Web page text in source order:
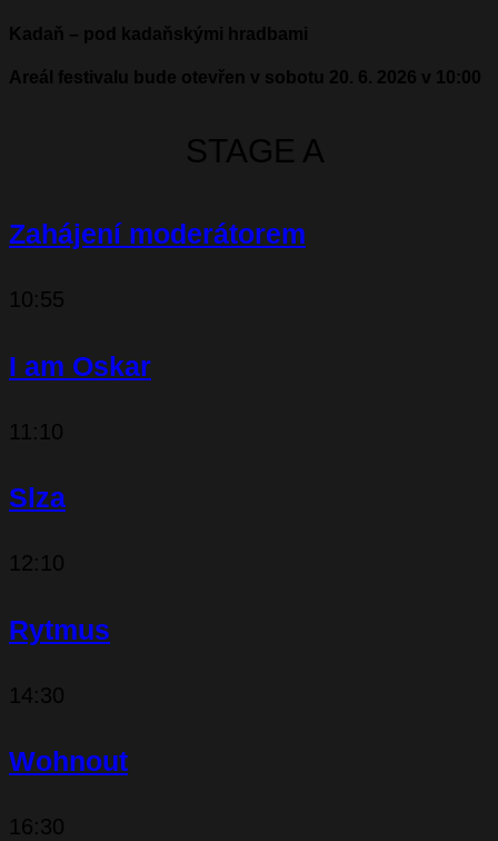
Kadaň – pod kadaňskými hradbami
Areál festivalu bude otevřen v sobotu 20. 6. 2026 v 10:00
STAGE A
Zahájení moderátorem
10:55
I am Oskar
11:10
Slza
12:10
Rytmus
14:30
Wohnout
16:30